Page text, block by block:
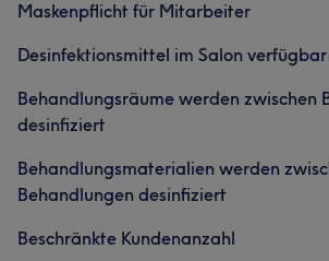
höchstem Niveau zu erfahren.
Nägel
Haarentfernung
Services
Nägel Körper Gesicht
Haarentfernung
Services
Nägel Körper Gesicht
Haarentfernung
Maskenpflicht für Mitarbeiter
Desinfektionsmittel im Salon verfügbar
Behandlungsräume werden zwischen
desinfiziert
Behandlungsmaterialien werden
Behandlungen desinfiziert
Beschränkte Kundenanzahl